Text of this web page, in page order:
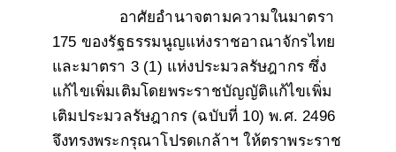
อาศัยอำนาจตามความในมาตรา
175 ของรัฐธรรมนูญแห่งราชอาณาจักรไทย
และมาตรา 3 (1) แห่งประมวลรัษฎากร ซึ่ง
แก้ไขเพิ่มเติมโดยพระราชบัญญัติแก้ไขเพิ่ม
เติมประมวลรัษฎากร (ฉบับที่ 10) พ.ศ. 2496
จึงทรงพระกรุณาโปรดเกล้าฯ ให้ตราพระราช